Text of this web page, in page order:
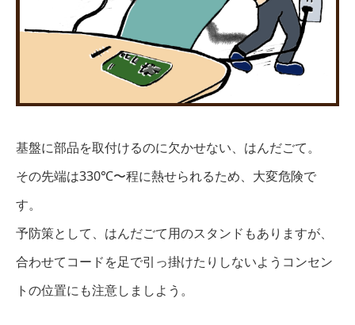
基盤に部品を取付けるのに欠かせない、はんだごて。
その先端は330℃〜程に熱せられるため、大変危険で
す。
予防策として、はんだごて用のスタンドもありますが、
合わせてコードを足で引っ掛けたりしないようコンセン
トの位置にも注意しましよう。